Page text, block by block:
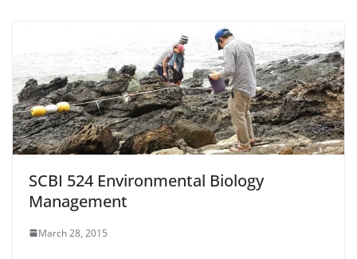
SCBI 524 Environmental Biology
Management
March 28, 2015